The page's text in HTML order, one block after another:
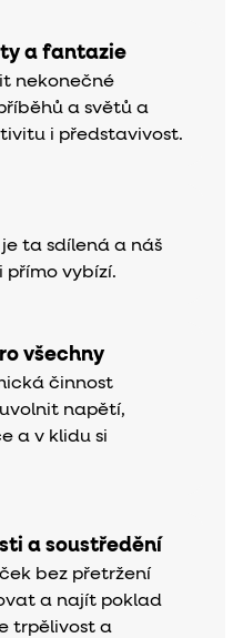
a fantazie
nekonečné
a světů a
i představivost.
ta sdílená a náš
přímo vybízí.
všechny
činnost
napětí,
a v klidu si
a soustředění
bez přetržení
a najít poklad
trpělivost a